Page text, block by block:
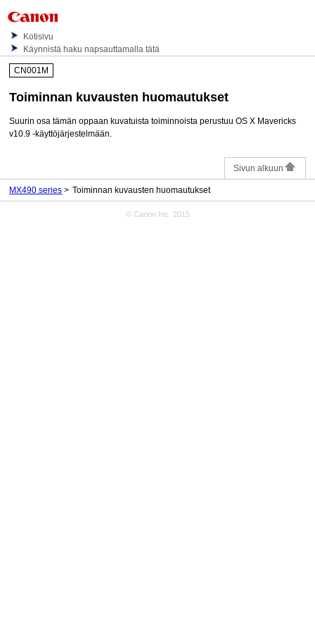
Kotisivu
Käynnistä haku napsauttamalla tätä
CN001M
Toiminnan kuvausten huomautukset
Suurin osa tämän oppaan kuvatuista toiminnoista perustuuOS X Mavericks
v10.9 -käyttöjärjestelmään.
Sivun alkuun
MX490 series Toiminnan kuvausten huomautukset
© Canon Inc. 2015